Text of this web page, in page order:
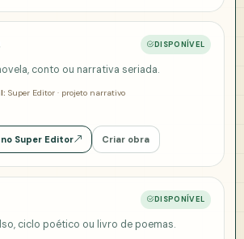
DISPONÍVEL
conto ou narrativa seriada.
Super Editor · projeto narrativo
Super Editor Criar obra
DISPONÍVEL
ciclo poético ou livro de poemas.